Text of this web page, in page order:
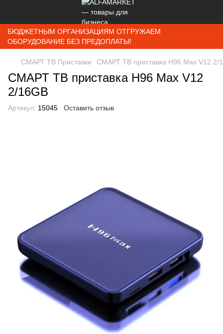
БЮДЖЕТНЫМ ОРГАНИЗАЦИЯМ ОТГРУЖАЕМ
ОБОРУДОВАНИЕ БЕЗ ПРЕДОПЛАТЫ!
СМАРТ ТВ Приставки СМАРТ ТВ приставка H96 Max V12 2/
СМАРТ ТВ приставка H96 Max V12
2/16GB
Артикул: 15045 Оставить отзыв